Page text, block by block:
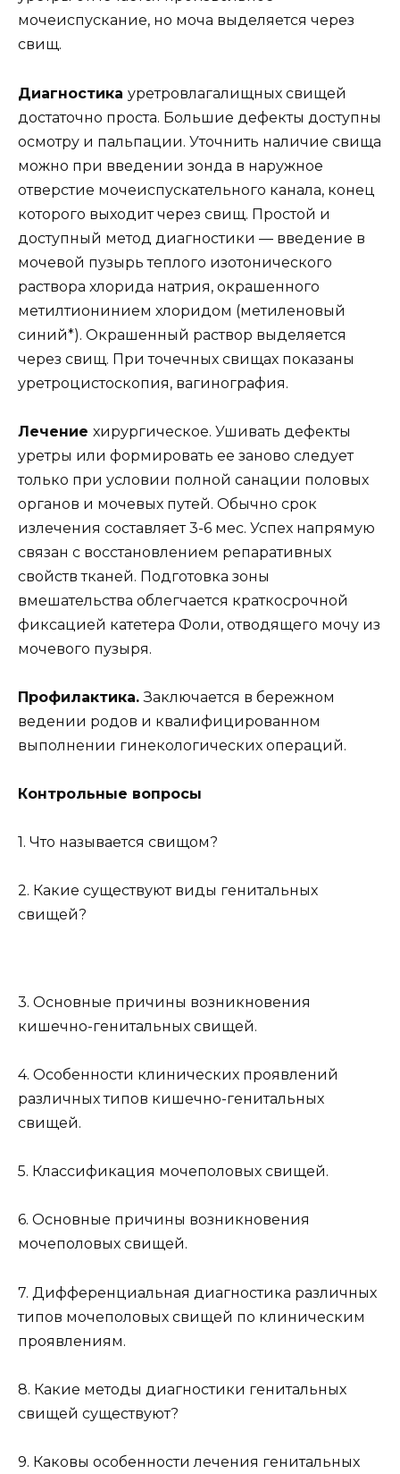
мочеиспускание, но моча выделяется через
свищ.
Диагностика уретровлагалищных свищей
достаточно проста. Большие дефекты доступны
осмотру и пальпации. Уточнить наличие свища
можно при введении зонда в наружное
отверстие мочеиспускательного канала, конец
которого выходит через свищ. Простой и
доступный метод диагностики — введение в
мочевой пузырь теплого изотонического
раствора хлорида натрия, окрашенного
метилтионинием хлоридом (метиленовый
синий*). Окрашенный раствор выделяется
через свищ. При точечных свищах показаны
уретроцистоскопия, вагинография.
Лечение хирургическое. Ушивать дефекты
уретры или формировать ее заново следует
только при условии полной санации половых
органов и мочевых путей. Обычно срок
излечения составляет 3-6 мес. Успех напрямую
связан с восстановлением репаративных
свойств тканей. Подготовка зоны
вмешательства облегчается краткосрочной
фиксацией катетера Фоли, отводящего мочу из
мочевого пузыря.
Профилактика.Заключается в бережном
ведении родов и квалифицированном
выполнении гинекологических операций.
Контрольные вопросы
1. Что называется свищом?
2. Какие существуют виды генитальных
свищей?
3. Основные причины возникновения
кишечно-генитальных свищей.
4. Особенности клинических проявлений
различных типов кишечно-генитальных
свищей.
5. Классификация мочеполовых свищей.
6. Основные причины возникновения
мочеполовых свищей.
7. Дифференциальная диагностика различных
типов мочеполовых свищей по клиническим
проявлениям.
8. Какие методы диагностики генитальных
свищей существуют?
9. Каковы особенности лечения генитальных